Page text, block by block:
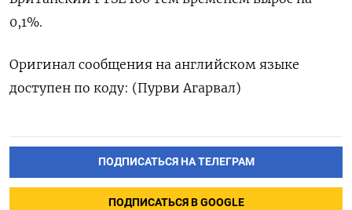
0,1%.
Оригинал сообщения на английском языке
доступен по коду: (Пурви Агарвал)
ПОДПИСАТЬСЯ НА ТЕЛЕГРАМ
ПОДПИСАТЬСЯ В GOOGLE